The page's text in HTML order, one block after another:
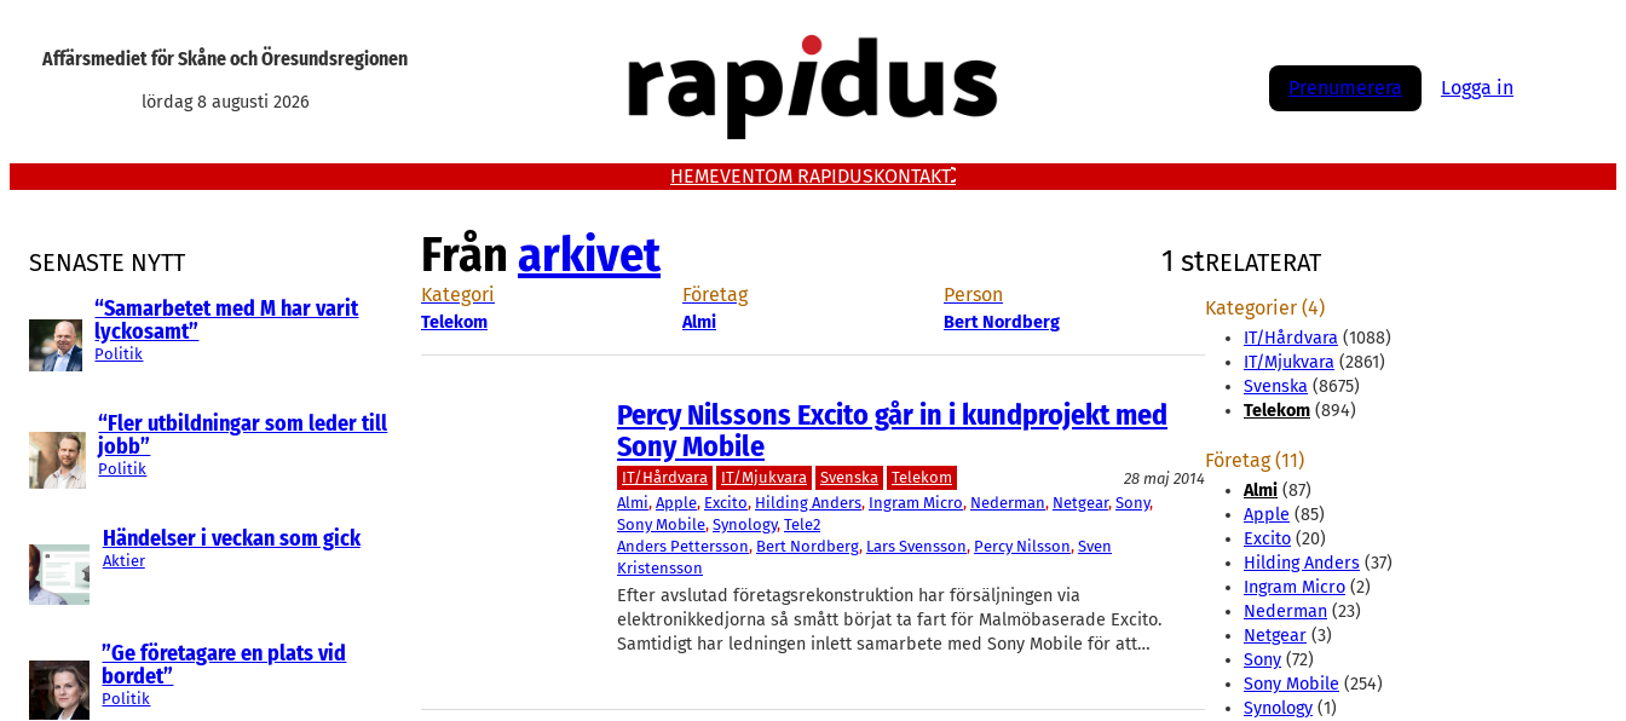
Affärsmediet för Skåne och Öresundsregionen
lördag 8 augusti 2026
Prenumerera Logga in
HEMEVENTOM RAPIDUSKONTAKT
SENASTE NYTT
“Samarbetet med M har varit
lyckosamt”
Politik
“Fler utbildningar som leder till
jobb”
Politik
Händelser i veckan som gick
Aktier
”Ge företagare en plats vid
bordet”
Politik
Från arkivet 1 st
Kategori
Telekom
Företag
Almi
Person
Bert Nordberg
Percy Nilssons Excito går in i kundprojekt med
Sony Mobile
IT/Hårdvara IT/Mjukvara Svenska Telekom
28 maj 2014
Almi, Apple, Excito, Hilding Anders, Ingram Micro, Nederman, Netgear, Sony
Sony Mobile, Synology, Tele2
Anders Pettersson, Bert Nordberg, Lars Svensson, Percy Nilsson, Sven
Kristensson
Efter avslutad företagsrekonstruktion har försäljningen via
elektronikkedjorna så smått börjat ta fart för Malmöbaserade Excito.
Samtidigt har ledningen inlett samarbete med Sony Mobile för att…
RELATERAT
Kategorier (4)
IT/Hårdvara (1088)
IT/Mjukvara (2861)
Svenska (8675)
Telekom (894)
Företag (11)
Almi (87)
Apple (85)
Excito (20)
Hilding Anders (37)
Ingram Micro (2)
Nederman (23)
Netgear (3)
Sony (72)
Sony Mobile (254)
Synology (1)